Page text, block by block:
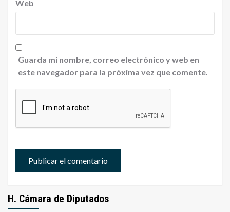
Web
Guarda mi nombre, correo electrónico y web en
este navegador para la próxima vez que comente.
H. Cámara de Diputados